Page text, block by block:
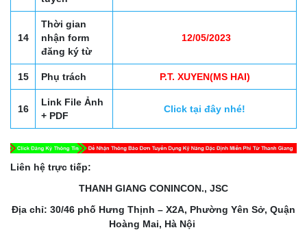
14
Thời gian
nhận form
đăng ký từ
12/05/2023
15 Phụ trách P.T. XUYEN(MS HAI)
16
Link File Ảnh
+ PDF
Click tại đây nhé!
Liên hệ trực tiếp:
THANH GIANG CONINCON., JSC
Địa chỉ: 30/46 phố Hưng Thịnh – X2A, Phường Yên Sở, Quận
Hoàng Mai, Hà Nội